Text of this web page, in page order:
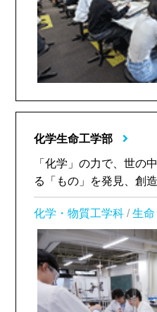
化学生命工学部
「化学」の力で、世の
る「もの」を発見、創造
化学・物質工学科 /生